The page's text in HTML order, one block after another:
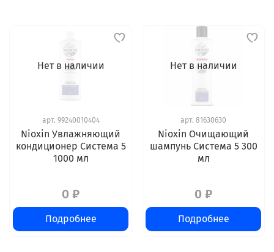
Нет в наличии
арт. 99240010404
Nioxin Увлажняющий
кондиционер Cистема 5
1000 мл
0 ₽
Подробнее
Нет в наличии
арт. 81630630
Nioxin Очищающий
шампунь Система 5 300
мл
0 ₽
Подробнее